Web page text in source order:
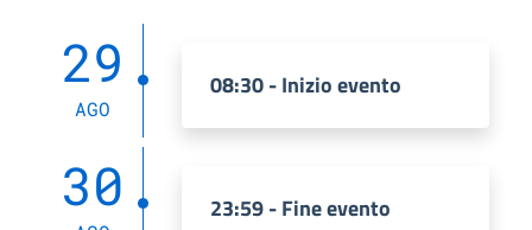
29
AGO
08:30 - Inizio evento
30 23:59 - Fine evento